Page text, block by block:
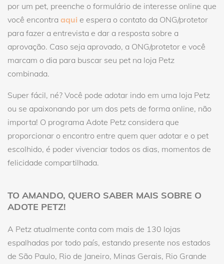
por um pet, preenche o formulário de interesse online que
você encontra aqui e espera o contato da ONG/protetor
para fazer a entrevista e dar a resposta sobre a
aprovação. Caso seja aprovado, a ONG/protetor e você
marcam o dia para buscar seu pet na loja Petz
combinada.
Super fácil, né? Você pode adotar indo em uma loja Petz
ou se apaixonando por um dos pets de forma online, não
importa! O programa Adote Petz considera que
proporcionar o encontro entre quem quer adotar e o pet
escolhido, é poder vivenciar todos os dias, momentos de
felicidade compartilhada.
TO AMANDO, QUERO SABER MAIS SOBRE O
ADOTE PETZ!
A Petz atualmente conta com mais de 130 lojas
espalhadas por todo país, estando presente nos estados
de São Paulo, Rio de Janeiro, Minas Gerais, Rio Grande